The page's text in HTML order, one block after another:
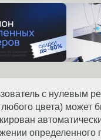
с нулевым
любого цвета) может
определенного